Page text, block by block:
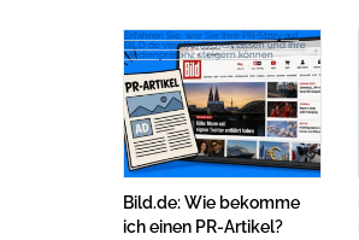
Erfahren Sie, wie Sie Ihre PR-Story auf
BILD.de veröffentlichen lassen und Ihre
Medienpräsenz steigern können
Bild.de: Wie bekomme
ich einen PR-Artikel?